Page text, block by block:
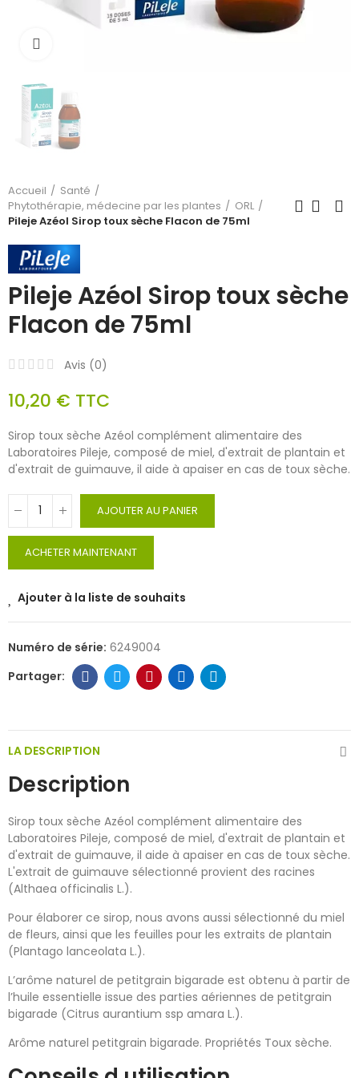
Accueil
Santé
Phytothérapie, médecine par les plantes
ORL
Pileje Azéol Sirop toux sèche Flacon de 75ml
Pileje Azéol Sirop toux sèche
Flacon de 75ml
Avis (0)
10,20 € TTC
Sirop toux sèche Azéol complément alimentaire des
Laboratoires Pileje, composé de miel, d'extrait de plantain et
d'extrait de guimauve, il aide à apaiser en cas de toux sèche.
AJOUTER AU PANIER
ACHETER MAINTENANT
Ajouter à la liste de souhaits
Numéro de série: 6249004
LA DESCRIPTION
Description
Sirop toux sèche Azéol complément alimentaire des
Laboratoires Pileje, composé de miel, d'extrait de plantain et
d'extrait de guimauve, il aide à apaiser en cas de toux sèche.
L'extrait de guimauve sélectionné provient des racines
(Althaea officinalis L.).
Pour élaborer ce sirop, nous avons aussi sélectionné du miel
de fleurs, ainsi que les feuilles pour les extraits de plantain
(Plantago lanceolata L.).
L’arôme naturel de petitgrain bigarade est obtenu à partir de
l’huile essentielle issue des parties aériennes de petitgrain
bigarade (Citrus aurantium ssp amara L.).
Arôme naturel petitgrain bigarade. Propriétés Toux sèche.